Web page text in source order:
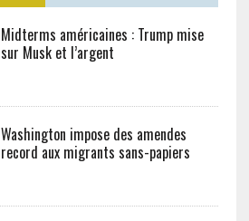
Midterms américaines : Trump mise
sur Musk et l’argent
Washington impose des amendes
record aux migrants sans-papiers